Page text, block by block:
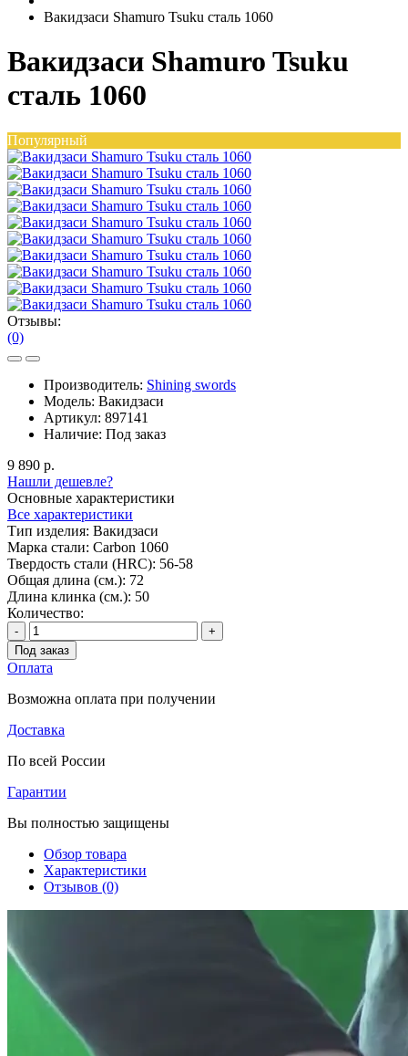
Вакидзаси Shamuro Tsuku сталь 1060
Вакидзаси Shamuro Tsuku
сталь 1060
Популярный
Отзывы:
(0)
Производитель: Shining swords
Модель: Вакидзаси
Артикул: 897141
Наличие: Под заказ
9 890 р.
Нашли дешевле?
Основные характеристики
Все характеристики
Тип изделия: Вакидзаси
Марка стали: Carbon 1060
Твердость стали (HRC): 56-58
Общая длина (см.): 72
Длина клинка (см.): 50
Количество:
-
+
Под заказ
Оплата
Возможна оплата при получении
Доставка
По всей России
Гарантии
Вы полностью защищены
Обзор товара
Характеристики
Отзывов (0)